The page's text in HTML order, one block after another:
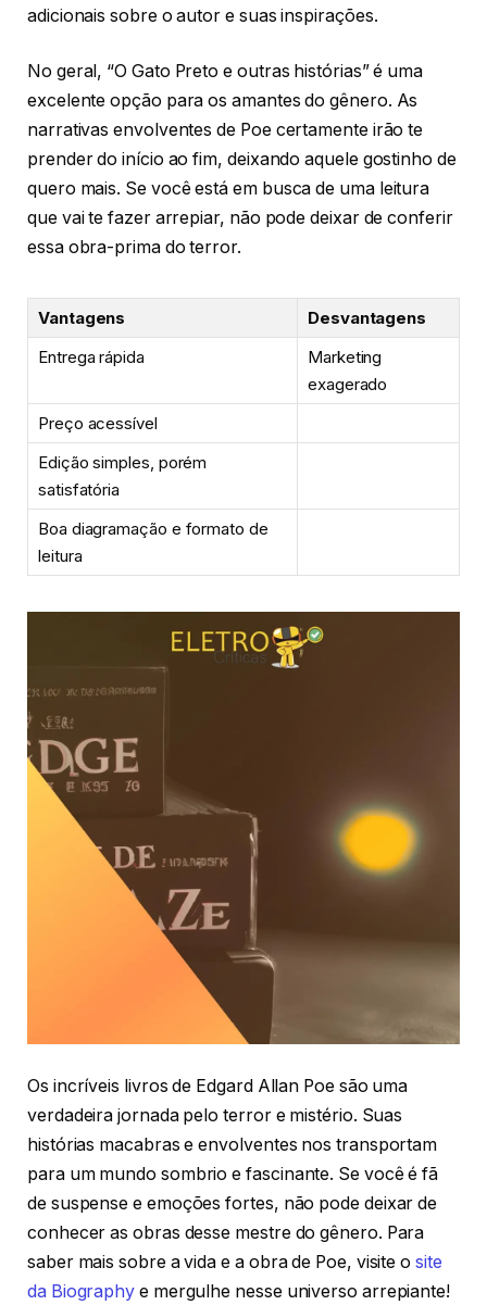
adicionais sobre o autor e suas inspirações.
No geral, “O Gato Preto e outras histórias” é uma
excelente opção para os amantes do gênero. As
narrativas envolventes de Poe certamente irão te
prender do início ao fim, deixando aquele gostinho de
quero mais. Se você está em busca de uma leitura
que vai te fazer arrepiar, não pode deixar de conferir
essa obra-prima do terror.
Vantagens
Desvantagens
Entrega rápida
Marketing
exagerado
Preço acessível
Edição simples, porém
satisfatória
Boa diagramação e formato de
leitura
Os incríveis livros de Edgard Allan Poe são uma
verdadeira jornada pelo terror e mistério. Suas
histórias macabras e envolventes nos transportam
para um mundo sombrio e fascinante. Se você é fã
de suspense e emoções fortes, não pode deixar de
conhecer as obras desse mestre do gênero. Para
saber mais sobre a vida e a obra de Poe, visite osite
da Biography e mergulhe nesse universo arrepiante!